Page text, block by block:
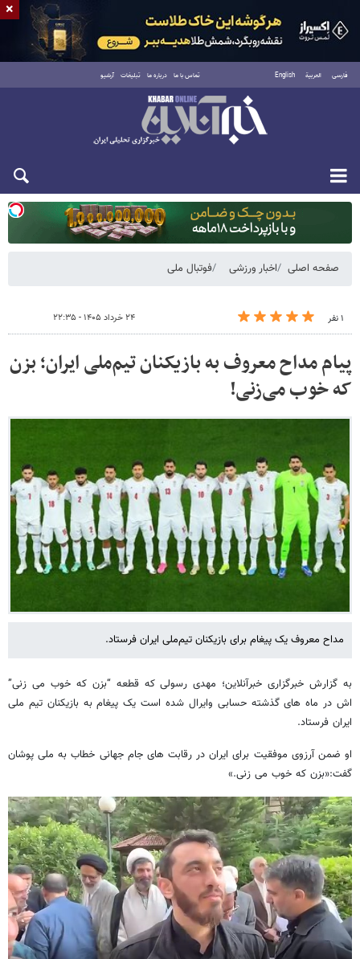
فارسی العربية English تماس با ما درباره ما تبلیغات آرشیو
یکشنبه ۱۸ مرداد ۱۴۰۵
صفحه اصلی اخبار ورزشی فوتبال ملی
۱ نفر ۲۴ خرداد ۱۴۰۵ - ۲۲:۳۵
پیام مداح معروف به بازیکنان تیم‌ملی ایران؛ بزن
که خوب می‌زنی!
مداح معروف یک پیغام برای بازیکنان تیم‌ملی ایران فرستاد.
به گزارش خبرگزاری خبرآنلاین؛ مهدی رسولی که قطعه “بزن که خوب می زنی”
اش در ماه های گذشته حسابی وایرال شده است یک پیغام به بازیکنان تیم ملی
ایران فرستاد.
او ضمن آرزوی موفقیت برای ایران در رقابت های جام جهانی خطاب به ملی پوشان
گفت:«بزن که خوب می زنی.»
×